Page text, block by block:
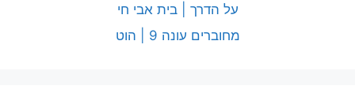
על הדרך | בית אבי חי
מחוברים עונה 9 | הוט